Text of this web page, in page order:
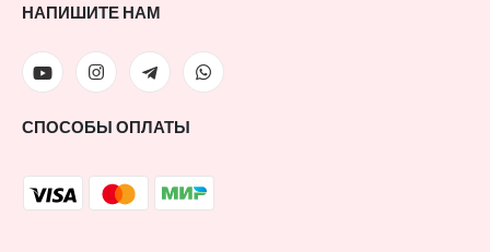
НАПИШИТЕ НАМ
СПОСОБЫ ОПЛАТЫ